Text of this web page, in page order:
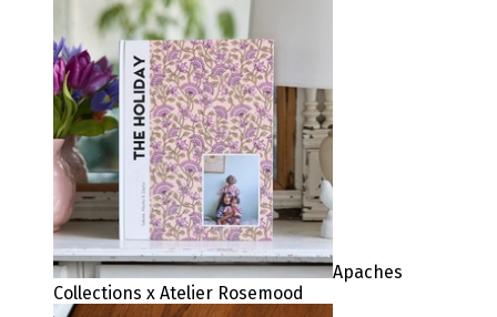
Apaches
Collections x Atelier Rosemood